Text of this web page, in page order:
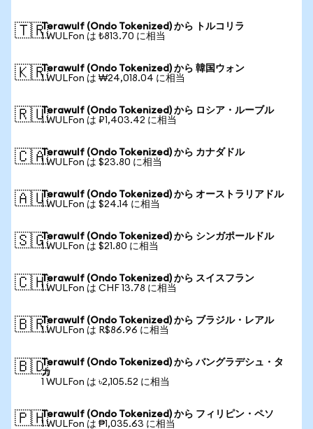
🇹🇷Terawulf (Ondo Tokenized) から トルコリラ
1 WULFon は ₺813.70 に相当
🇰🇷Terawulf (Ondo Tokenized) から 韓国ウォン
1 WULFon は ₩24,018.04 に相当
🇷🇺Terawulf (Ondo Tokenized) から ロシア・ルーブル
1 WULFon は ₽1,403.42 に相当
🇨🇦Terawulf (Ondo Tokenized) から カナダドル
1 WULFon は $23.80 に相当
🇦🇺Terawulf (Ondo Tokenized) から オーストラリアドル
1 WULFon は $24.14 に相当
🇸🇬Terawulf (Ondo Tokenized) から シンガポールドル
1 WULFon は $21.80 に相当
🇨🇭Terawulf (Ondo Tokenized) から スイスフラン
1 WULFon は CHF 13.78 に相当
🇧🇷Terawulf (Ondo Tokenized) から ブラジル・レアル
1 WULFon は R$86.96 に相当
🇧🇩Terawulf (Ondo Tokenized) から バングラデシュ・タ
カ
1 WULFon は ৳2,105.52 に相当
🇵🇭Terawulf (Ondo Tokenized) から フィリピン・ペソ
1 WULFon は ₱1,035.63 に相当